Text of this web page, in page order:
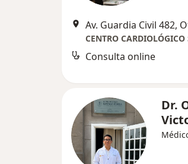
CENTRO
Consulta online
Dr.